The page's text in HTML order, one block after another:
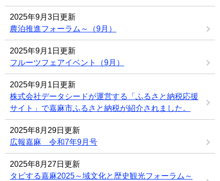
2025年9月3日更新
農泊推進フォーラム～（9月）
2025年9月1日更新
フルーツフェアイベント（9月）
2025年9月1日更新
株式会社データシードが運営する「ふるさと納税応援
サイト」で嘉麻市ふるさと納税が紹介されました。
2025年8月29日更新
広報嘉麻 令和7年9月号
2025年8月27日更新
タビする嘉麻2025～域文化と歴史観光フォーラム～